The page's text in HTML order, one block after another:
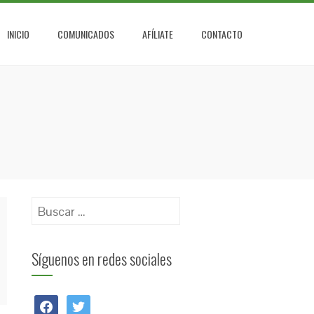
INICIO COMUNICADOS AFÍLIATE CONTACTO
Buscar:
Síguenos en redes sociales
facebooktwitter